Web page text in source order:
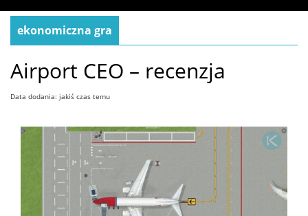
ekonomiczna gra
Airport CEO – recenzja
Data dodania: jakiś czas temu